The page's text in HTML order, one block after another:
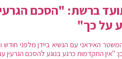
תועד ברשת: "הסכם
על כך"
האיראני עם הנשיא ביידן מלפני חודש
"אין התקדמות כרגע בנוגע להסכם הגרעין